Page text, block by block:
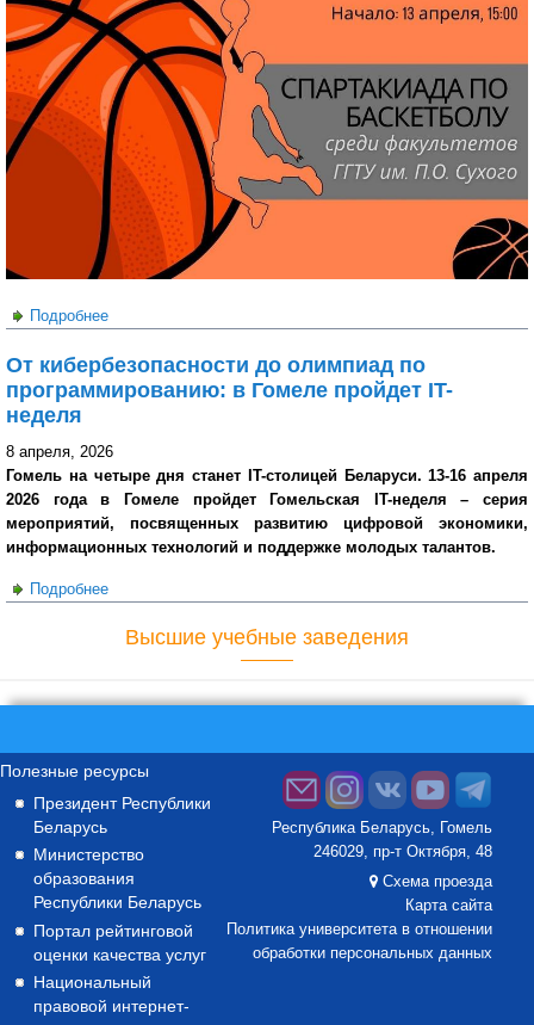
Подробнее
От кибербезопасности до олимпиад по
программированию: в Гомеле пройдет IT-
неделя
8 апреля, 2026
Гомель на четыре дня станет IT-столицей Беларуси. 13-16 апреля
2026 года в Гомеле пройдет Гомельская IT-неделя – серия
мероприятий, посвященных развитию цифровой экономики,
информационных технологий и поддержке молодых талантов.
Подробнее
Высшие учебные заведения
Полезные ресурсы
Президент Республики
Беларусь
Министерство
образования
Республики Беларусь
Портал рейтинговой
оценки качества услуг
Национальный
правовой интернет-
Республика Беларусь, Гомель
246029, пр-т Октября, 48
Схема проезда
Карта сайта
Политика университета в отношении
обработки персональных данных